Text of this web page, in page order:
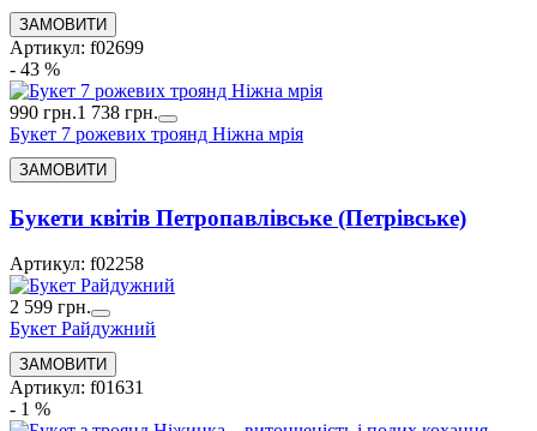
Артикул: f02699
- 43 %
990 грн.1 738 грн.
Букет 7 рожевих троянд Ніжна мрія
Букети квiтiв Петропавлівське (Петрівське)
Артикул: f02258
2 599 грн.
Букет Райдужний
Артикул: f01631
- 1 %